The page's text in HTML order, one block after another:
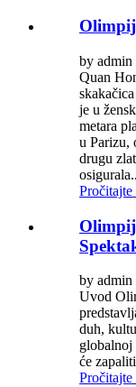
by admin
Quan
je u
metara
u Parizu,
drugu
Pročitajte
by admin
Uvod
duh,
globalnoj
će
Pročitajte